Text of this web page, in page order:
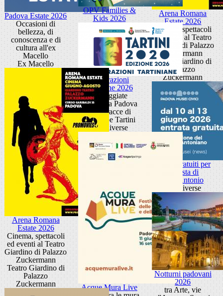
Arena Romana
Estate 2026
Cinema, spettacoli
ed eventi al Teatro
Giardino di Palazzo
Zuckermann
Teatro Giardino di
Palazzo
Zuckermann
Padova Estate 2026
Occasioni di
bellezza, di
conoscenza e di
cultura all'ex
Macello
Ex Macello
OPV Families &
Kids 2026
Esplorazioni
tartiniane 2026
Passeggiate
culturali a Padova
sulle tracce di
Giuseppe Tartini
sedi diverse
Arena Romana
Estate 2026
Cinema, spettacoli
ed eventi al Teatro
Giardino di Palazzo
Zuckermann
Teatro Giardino di
Palazzo
Zuckermann
Musei gratuiti per
la Festa di
Sant'Antonio
sedi diverse
Acque Mura Live
Notturni padovani
2026
tra Arte, vie